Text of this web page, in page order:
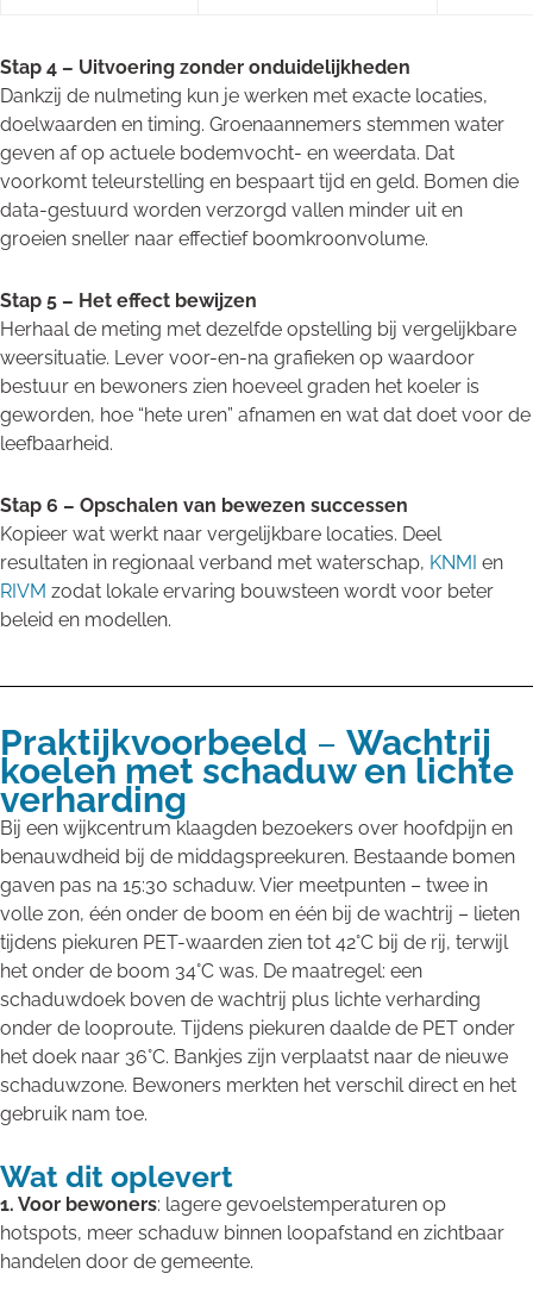
Stap 4 – Uitvoering zonder onduidelijkheden
Dankzij de nulmeting kun je werken met exacte locaties,
doelwaarden en timing. Groenaannemers stemmen water
geven af op actuele bodemvocht- en weerdata. Dat
voorkomt teleurstelling en bespaart tijd en geld. Bomen die
data-gestuurd worden verzorgd vallen minder uit en
groeien sneller naar effectief boomkroonvolume.
Stap 5 – Het effect bewijzen
Herhaal de meting met dezelfde opstelling bij vergelijkbare
weersituatie. Lever voor-en-na grafieken op waardoor
bestuur en bewoners zien hoeveel graden het koeler is
geworden, hoe “hete uren” afnamen en wat dat doet voor de
leefbaarheid.
Stap 6 – Opschalen van bewezen successen
Kopieer wat werkt naar vergelijkbare locaties. Deel
resultaten in regionaal verband met waterschap, KNMI en
RIVM zodat lokale ervaring bouwsteen wordt voor beter
beleid en modellen.
Praktijkvoorbeeld – Wachtrij
koelen met schaduw en lichte
verharding
Bij een wijkcentrum klaagden bezoekers over hoofdpijn en
benauwdheid bij de middagspreekuren. Bestaande bomen
gaven pas na 15:30 schaduw. Vier meetpunten – twee in
volle zon, één onder de boom en één bij de wachtrij – lieten
tijdens piekuren PET-waarden zien tot 42°C bij de rij, terwijl
het onder de boom 34°C was. De maatregel: een
schaduwdoek boven de wachtrij plus lichte verharding
onder de looproute. Tijdens piekuren daalde de PET onder
het doek naar 36°C. Bankjes zijn verplaatst naar de nieuwe
schaduwzone. Bewoners merkten het verschil direct en het
gebruik nam toe.
Wat dit oplevert
1. Voor bewoners: lagere gevoelstemperaturen op
hotspots, meer schaduw binnen loopafstand en zichtbaar
handelen door de gemeente.